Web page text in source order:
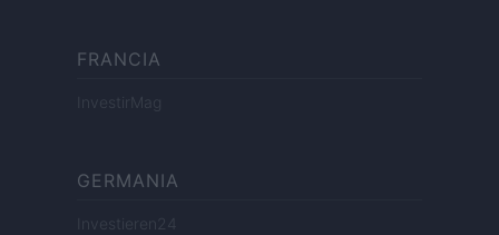
FRANCIA
InvestirMag
GERMANIA
Investieren24